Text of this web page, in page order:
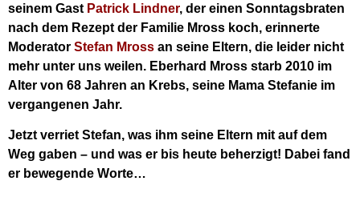
seinem Gast Patrick Lindner, der einen Sonntagsbraten
nach dem Rezept der Familie Mross koch, erinnerte
Moderator Stefan Mross an seine Eltern, die leider nicht
mehr unter uns weilen. Eberhard Mross starb 2010 im
Alter von 68 Jahren an Krebs, seine Mama Stefanie im
vergangenen Jahr.
Jetzt verriet Stefan, was ihm seine Eltern mit auf dem
Weg gaben – und was er bis heute beherzigt! Dabei fand
er bewegende Worte…